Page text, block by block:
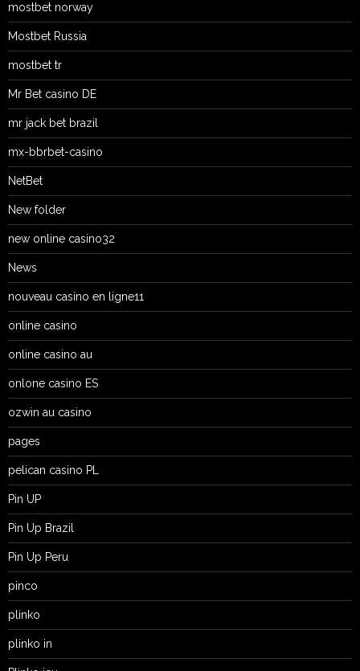
mostbet norway
Mostbet Russia
mostbet tr
Mr Bet casino DE
mr jack bet brazil
mx-bbrbet-casino
NetBet
New folder
new online casino32
News
nouveau casino en ligne11
online casino
online casino au
onlone casino ES
ozwin au casino
pages
pelican casino PL
Pin UP
Pin Up Brazil
Pin Up Peru
pinco
plinko
plinko in